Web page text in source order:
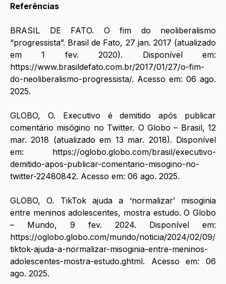
Referências
BRASIL DE FATO. O fim do neoliberalismo
“progressista”. Brasil de Fato, 27 jan. 2017 (atualizado
https://www.brasildefato.com.br/2017/01/27/o-fim-
do-neoliberalismo-progressista/. Acesso em: 06 ago.
2025.
GLOBO, O. Executivo é demitido após publicar
comentário misógino no Twitter. O Globo – Brasil, 12
mar. 2018 (atualizado em 13 mar. 2018). Disponível
em: https://oglobo.globo.com/brasil/executivo-
demitido-apos-publicar-comentario-misogino-no-
twitter-22480842. Acesso em: 06 ago. 2025.
GLOBO, O. TikTok ajuda a ‘normalizar’ misoginia
entre meninos adolescentes, mostra estudo. O Globo
https://oglobo.globo.com/mundo/noticia/2024/02/09/
tiktok-ajuda-a-normalizar-misoginia-entre-meninos-
adolescentes-mostra-estudo.ghtml. Acesso em: 06
ago. 2025.